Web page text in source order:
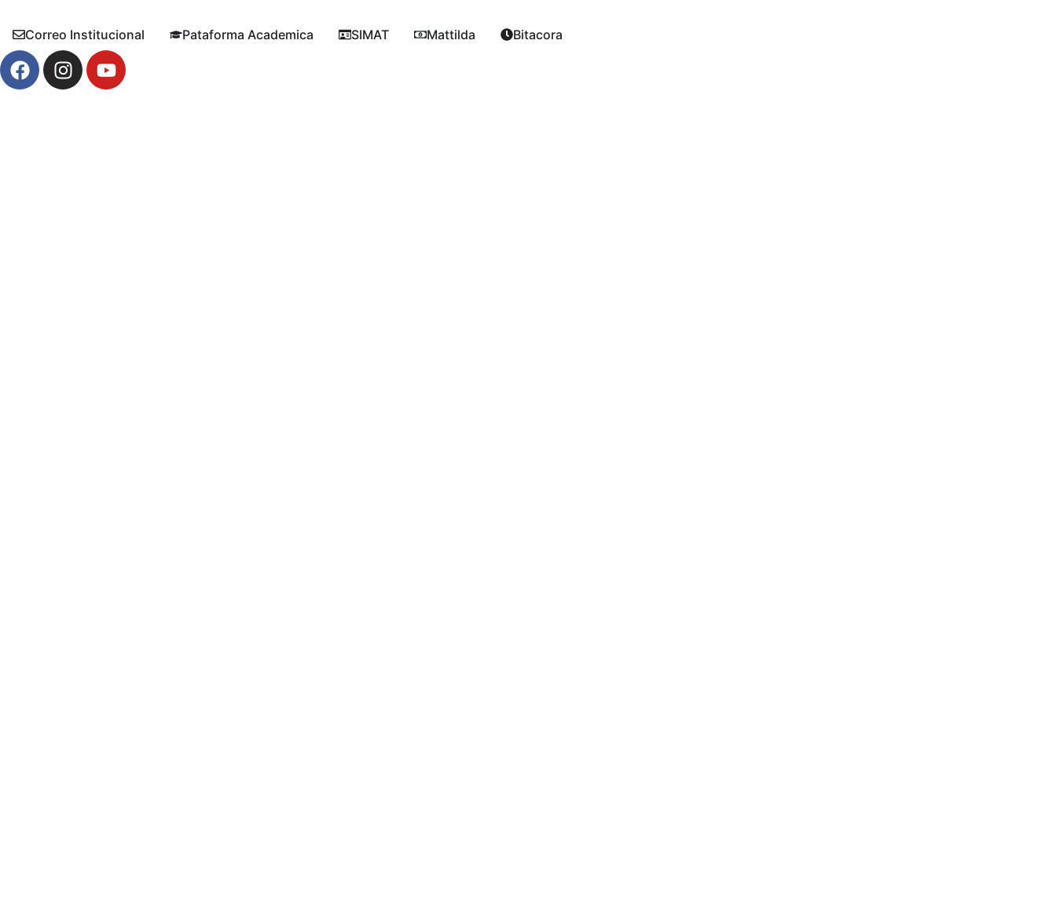
Correo Institucional Pataforma Academica SIMAT Mattilda Bitacora